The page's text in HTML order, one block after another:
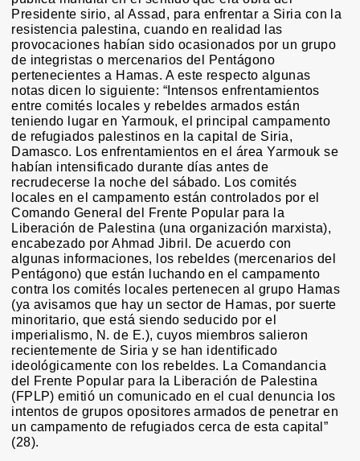
Presidente sirio, al Assad, para enfrentar a Siria con la
resistencia palestina, cuando en realidad las
provocaciones habían sido ocasionados por un grupo
de integristas o mercenarios del Pentágono
pertenecientes a Hamas. A este respecto algunas
notas dicen lo siguiente: “Intensos enfrentamientos
entre comités locales y rebeldes armados están
teniendo lugar en Yarmouk, el principal campamento
de refugiados palestinos en la capital de Siria,
Damasco. Los enfrentamientos en el área Yarmouk se
habían intensificado durante días antes de
recrudecerse la noche del sábado. Los comités
locales en el campamento están controlados por el
Comando General del Frente Popular para la
Liberación de Palestina (una organización marxista),
encabezado por Ahmad Jibril. De acuerdo con
algunas informaciones, los rebeldes (mercenarios del
Pentágono) que están luchando en el campamento
contra los comités locales pertenecen al grupo Hamas
(ya avisamos que hay un sector de Hamas, por suerte
minoritario, que está siendo seducido por el
imperialismo, N. de E.), cuyos miembros salieron
recientemente de Siria y se han identificado
ideológicamente con los rebeldes. La Comandancia
del Frente Popular para la Liberación de Palestina
(FPLP) emitió un comunicado en el cual denuncia los
intentos de grupos opositores armados de penetrar en
un campamento de refugiados cerca de esta capital”
(28).